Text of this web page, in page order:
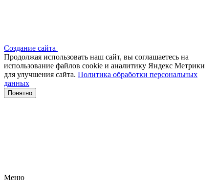
Создание сайта
Продолжая использовать наш сайт, вы соглашаетесь на
использование файлов сооkіе и аналитику Яндекс Метрики
для улучшения сайта. Политика обработки персональных
данных
Понятно
Меню